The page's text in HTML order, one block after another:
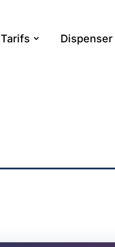
Tarifs